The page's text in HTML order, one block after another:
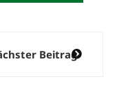
Beitrag